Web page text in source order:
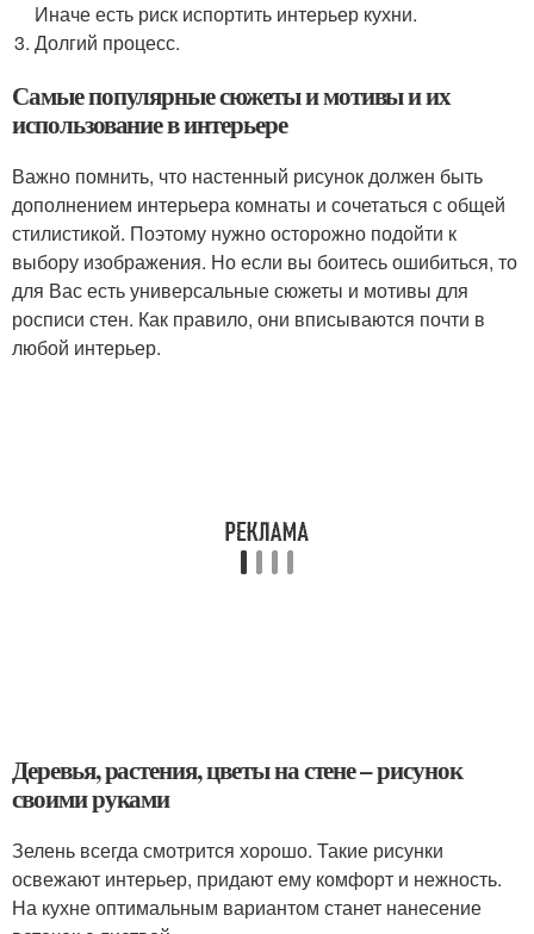
Иначе есть риск испортить интерьер кухни.
Долгий процесс.
Самые популярные сюжеты и мотивы и их
использование в интерьере
Важно помнить, что настенный рисунок должен быть
дополнением интерьера комнаты и сочетаться с общей
стилистикой. Поэтому нужно осторожно подойти к
выбору изображения. Но если вы боитесь ошибиться, то
для Вас есть универсальные сюжеты и мотивы для
росписи стен. Как правило, они вписываются почти в
любой интерьер.
Деревья, растения, цветы на стене – рисунок
своими руками
Зелень всегда смотрится хорошо. Такие рисунки
освежают интерьер, придают ему комфорт и нежность.
На кухне оптимальным вариантом станет нанесение